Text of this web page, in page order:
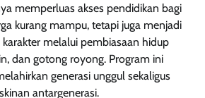
memperluas akses pendidikan bagi
kurang mampu, tetapi juga menjadi
melalui pembiasaan hidup
dan gotong royong. Program ini
generasi unggul sekaligus
antargenerasi.